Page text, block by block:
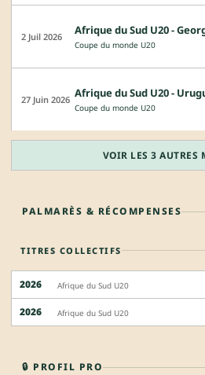
2 Juil 2026
Coupe du monde U20
27 Juin 2026
Coupe du monde U20
VOIR LES 3 AUTRES
PALMARÈS & RÉCOMPENSES
TITRES COLLECTIFS
2026 Afrique du Sud U20
2026 Afrique du Sud U20
🔒 PROFIL PRO